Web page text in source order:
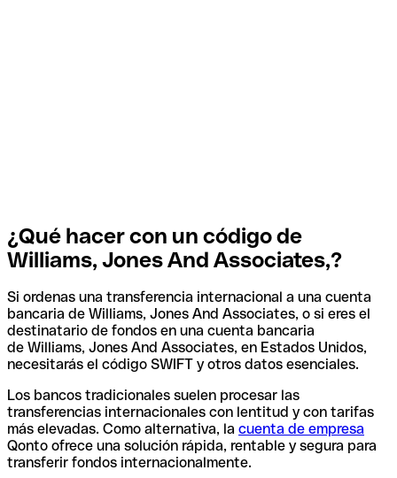
¿Qué hacer con un código de
Williams, Jones And Associates,?
Si ordenas una transferencia internacional a una cuenta
bancaria de Williams, Jones And Associates, o si eres el
destinatario de fondos en una cuenta bancaria
de Williams, Jones And Associates, en Estados Unidos,
necesitarás el código SWIFT y otros datos esenciales.
Los bancos tradicionales suelen procesar las
transferencias internacionales con lentitud y con tarifas
más elevadas. Como alternativa, la cuenta de empresa
Qonto ofrece una solución rápida, rentable y segura para
transferir fondos internacionalmente.